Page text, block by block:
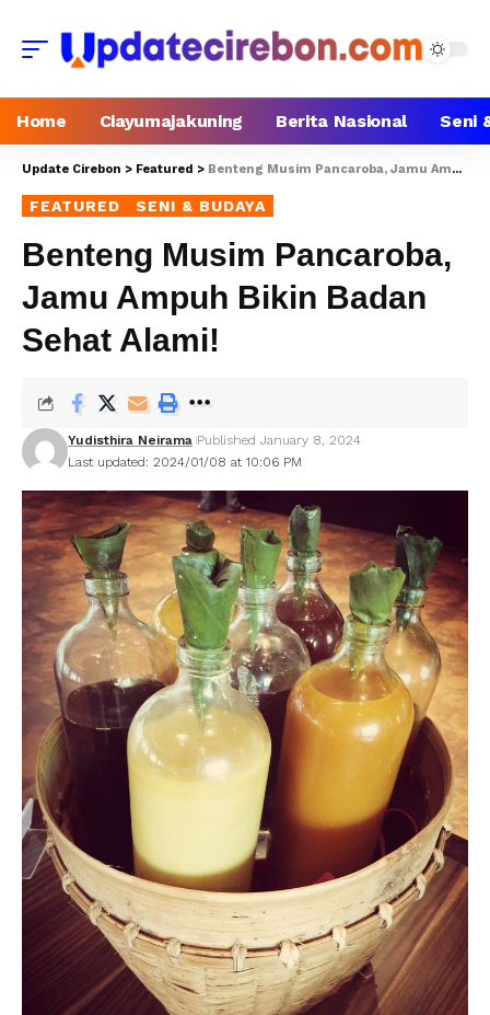
Home Ciayumajakuning Berita Nasional Seni
Update Cirebon > Featured > Benteng Musim Pancaroba, Jamu Ampuh Bikin Badan Sehat Alami!
FEATURED SENI & BUDAYA
Benteng Musim Pancaroba,
Jamu Ampuh Bikin Badan
Sehat Alami!
Last updated: 2024/01/08 at 10:06 PM
Yudisthira Neirama Published January 8, 2024